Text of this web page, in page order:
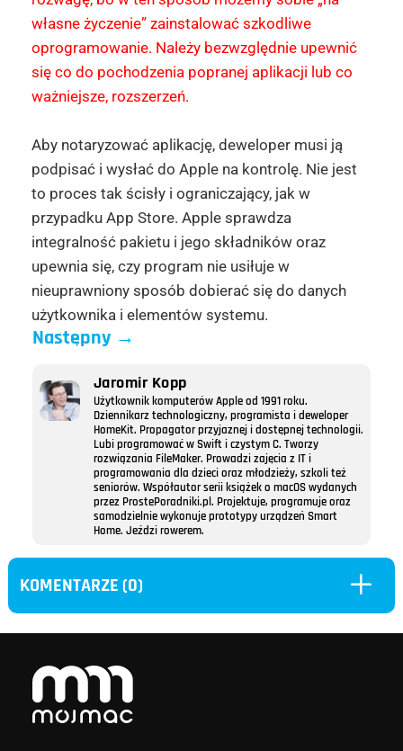
własne życzenie” zainstalować szkodliwe
oprogramowanie. Należy bezwzględnie upewnić
się co do pochodzenia popranej aplikacji lub co
ważniejsze, rozszerzeń.
Aby notaryzować aplikację, deweloper musi ją
podpisać i wysłać do Apple na kontrolę. Nie jest
to proces tak ścisły i ograniczający, jak w
przypadku App Store. Apple sprawdza
integralność pakietu i jego składników oraz
upewnia się, czy program nie usiłuje w
nieuprawniony sposób dobierać się do danych
użytkownika i elementów systemu.
Następny→
Jaromir Kopp
Użytkownik komputerów Apple od 1991 roku.
Dziennikarz technologiczny, programista i deweloper
HomeKit. Propagator przyjaznej i dostępnej technologii.
Lubi programować w Swift i czystym C. Tworzy
rozwiązania FileMaker. Prowadzi zajęcia z IT i
programowania dla dzieci oraz młodzieży, szkoli też
seniorów. Współautor serii książek o macOS wydanych
przez ProstePoradniki.pl. Projektuje, programuje oraz
samodzielnie wykonuje prototypy urządzeń Smart
Home. Jeździ rowerem.
KOMENTARZE (0) L